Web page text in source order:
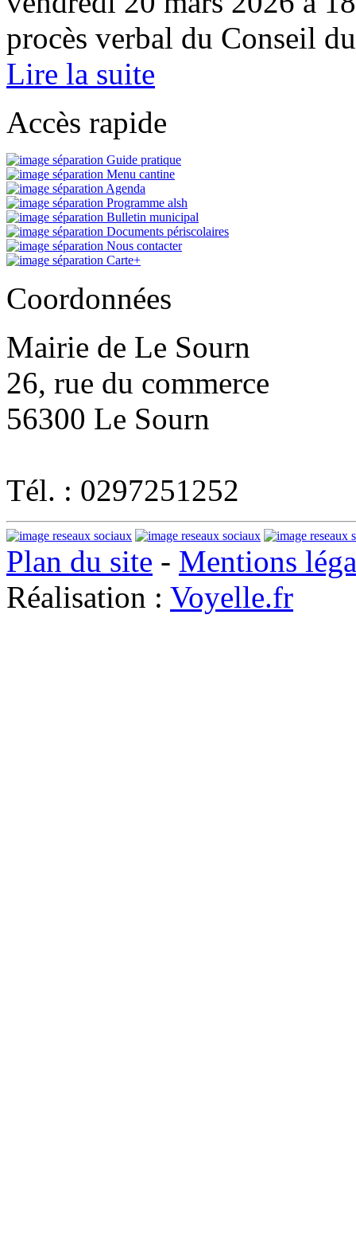
procès verbal du Conseil
Lire la suite
Accès rapide
Guide pratique
Menu cantine
Agenda
Programme alsh
Bulletin municipal
Documents périscolaires
Nous contacter
Carte+
Coordonnées
Mairie de Le Sourn
26, rue du commerce
56300 Le Sourn
Tél. : 0297251252
Plan du site - Mentions
Réalisation : Voyelle.fr